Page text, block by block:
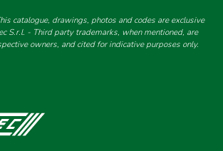
catalogue, drawings, photos and codes are exclusive
S.r.l. - Third party trademarks, when mentioned, are
owners, and cited for indicative purposes only.